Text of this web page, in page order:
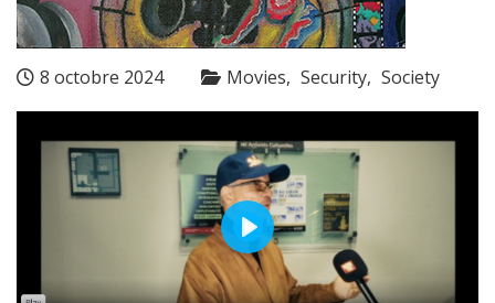
8 octobre 2024 Movies Security Society
Play